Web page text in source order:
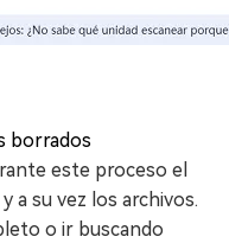
borrados
este proceso el
a su vez los archivos.
o ir buscando